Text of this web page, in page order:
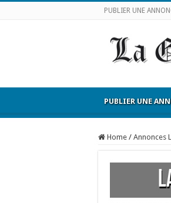
PUBLIER UNE
PUBLIER UNE
Home / Annonces